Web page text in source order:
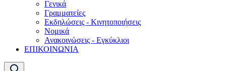
Γενικά
Γραμματείες
Εκδηλώσεις - Κινητοποιήσεις
Νομικά
Ανακοινώσεις - Εγκύκλιοι
ΕΠΙΚΟΙΝΩΝΙΑ